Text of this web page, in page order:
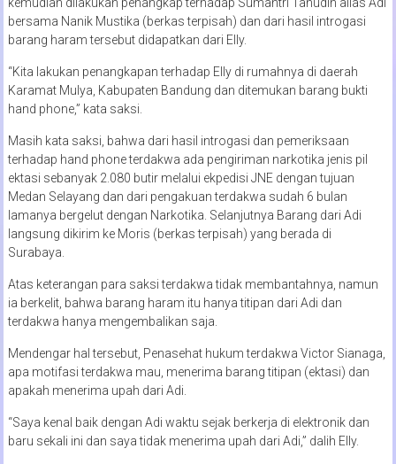
bersama Nanik Mustika (berkas terpisah) dan dari hasil introgasi
barang haram tersebut didapatkan dari Elly.
“Kita lakukan penangkapan terhadap Elly di rumahnya di daerah
Karamat Mulya, Kabupaten Bandung dan ditemukan barang bukti
hand phone,” kata saksi.
Masih kata saksi, bahwa dari hasil introgasi dan pemeriksaan
terhadap hand phone terdakwa ada pengiriman narkotika jenis pil
ektasi sebanyak 2.080 butir melalui ekpedisi JNE dengan tujuan
Medan Selayang dan dari pengakuan terdakwa sudah 6 bulan
lamanya bergelut dengan Narkotika. Selanjutnya Barang dari Adi
langsung dikirim ke Moris (berkas terpisah) yang berada di
Surabaya.
Atas keterangan para saksi terdakwa tidak membantahnya, namun
ia berkelit, bahwa barang haram itu hanya titipan dari Adi dan
terdakwa hanya mengembalikan saja.
Mendengar hal tersebut, Penasehat hukum terdakwa Victor Sianaga,
apa motifasi terdakwa mau, menerima barang titipan (ektasi) dan
apakah menerima upah dari Adi.
“Saya kenal baik dengan Adi waktu sejak berkerja di elektronik dan
baru sekali ini dan saya tidak menerima upah dari Adi,” dalih Elly.